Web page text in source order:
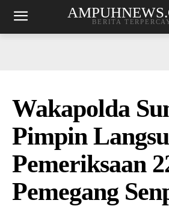
BERITA
Wakapolda
Pimpin
Pemeriksaan
Pemegang